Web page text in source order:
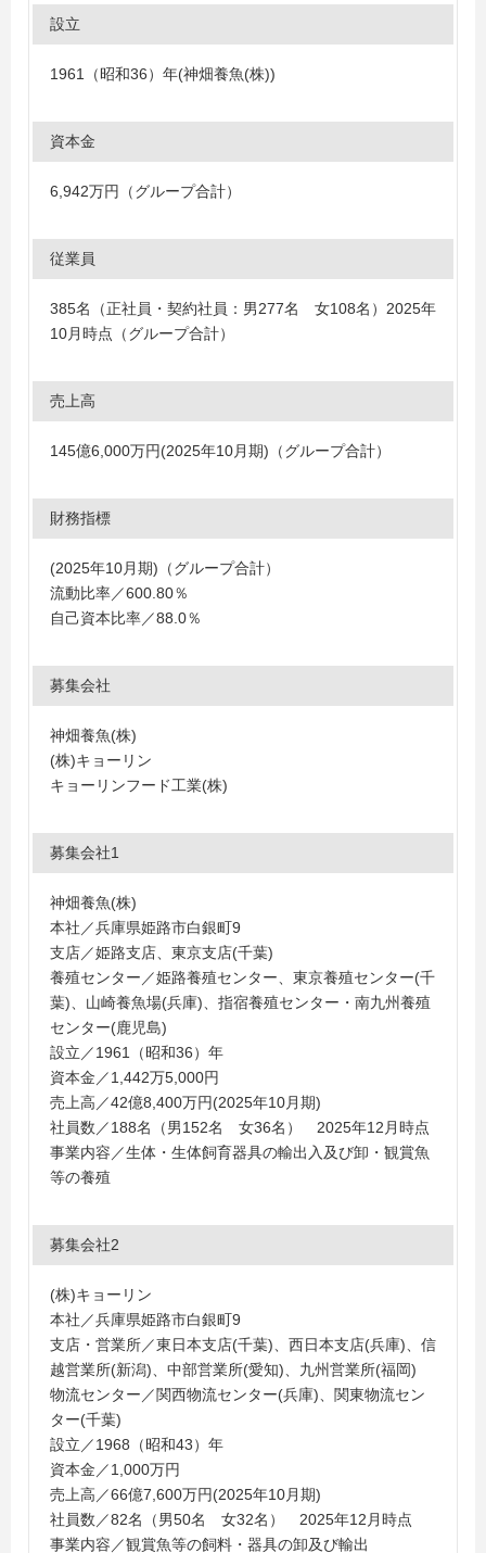
設立
1961（昭和36）年(神畑養魚(株))
資本金
6,942万円（グループ合計）
従業員
385名（正社員・契約社員：男277名 女108名）2025年
10月時点（グループ合計）
売上高
145億6,000万円(2025年10月期)（グループ合計）
財務指標
(2025年10月期)（グループ合計）
流動比率／600.80％
自己資本比率／88.0％
募集会社
神畑養魚(株)
(株)キョーリン
キョーリンフード工業(株)
募集会社1
神畑養魚(株)
本社／兵庫県姫路市白銀町9
支店／姫路支店、東京支店(千葉)
養殖センター／姫路養殖センター、東京養殖センター(千
葉)、山崎養魚場(兵庫)、指宿養殖センター・南九州養殖
センター(鹿児島)
設立／1961（昭和36）年
資本金／1,442万5,000円
売上高／42億8,400万円(2025年10月期)
社員数／188名（男152名 女36名） 2025年12月時点
事業内容／生体・生体飼育器具の輸出入及び卸・観賞魚
等の養殖
募集会社2
(株)キョーリン
本社／兵庫県姫路市白銀町9
支店・営業所／東日本支店(千葉)、西日本支店(兵庫)、信
越営業所(新潟)、中部営業所(愛知)、九州営業所(福岡)
物流センター／関西物流センター(兵庫)、関東物流セン
ター(千葉)
設立／1968（昭和43）年
資本金／1,000万円
売上高／66億7,600万円(2025年10月期)
社員数／82名（男50名 女32名） 2025年12月時点
事業内容／観賞魚等の飼料・器具の卸及び輸出